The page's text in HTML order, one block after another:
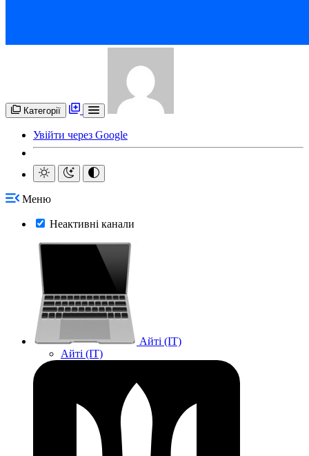
Категорії
Увійти через Google
Меню
Неактивні канали
Айті (IT)
Айті (IT)